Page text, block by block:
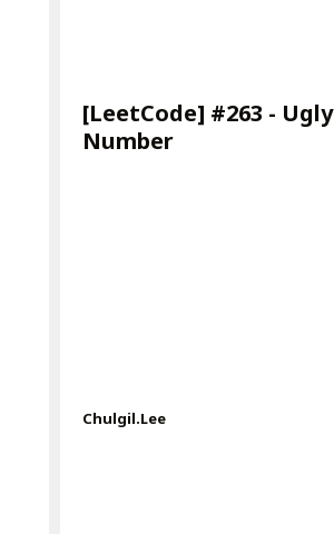
[LeetCode] #263 - Ugly
Number
Chulgil.Lee